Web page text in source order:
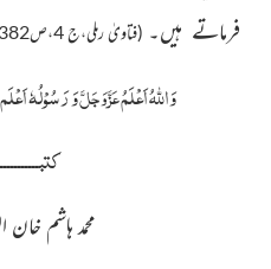
فرماتے ہیں۔ (فتاویٰ رملی،ج 4،ص382)
وَاللہُاَعْلَمُعَزَّوَجَلَّوَ رَسُوْلُہٗ اَعْلَم
محمد ہاشم خان